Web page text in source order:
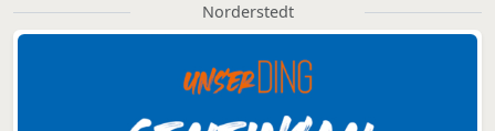
Norderstedt